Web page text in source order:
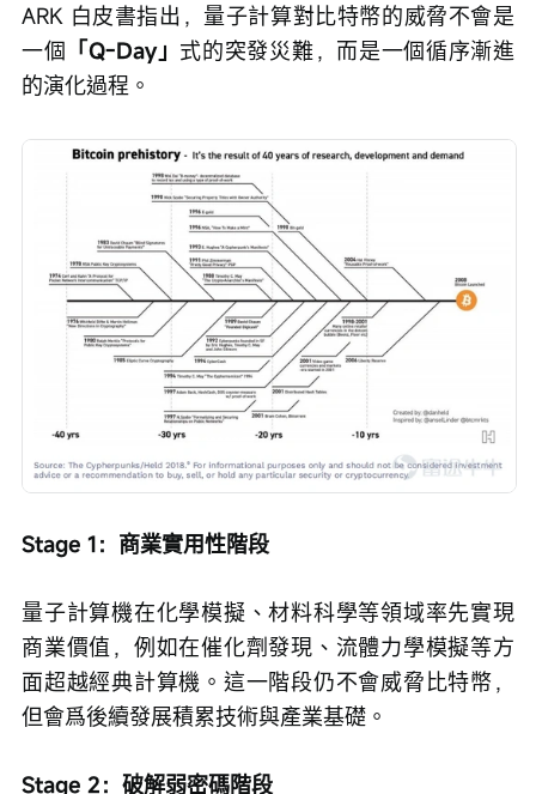
ARK 白皮書指出，量子計算對比特幣的威脅不會是
一個 「Q-Day」 式的突發災難，而是一個循序漸進
的演化過程。
Stage 1：商業實用性階段
量子計算機在化學模擬、材料科學等領域率先實現
商業價值，例如在催化劑發現、流體力學模擬等方
面超越經典計算機。這一階段仍不會威脅比特幣，
但會爲後續發展積累技術與產業基礎。
Stage 2：破解弱密碼階段